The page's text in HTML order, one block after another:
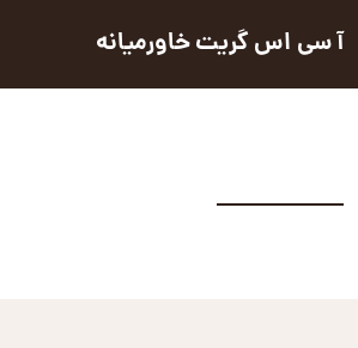
آ سی اس گریت خاورمیانه